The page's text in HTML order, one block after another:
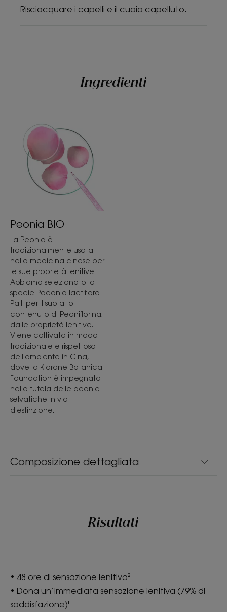
Risciacquare i capelli e il cuoio capelluto.
Ingredienti
Composizione dettagliata
Peonia BIO
La Peonia è
tradizionalmente usata
nella medicina cinese per
le sue proprietà lenitive.
Abbiamo selezionato la
specie Paeonia lactiflora
Pall. per il suo alto
contenuto di Peoniflorina,
dalle proprietà lenitive.
Viene coltivata in modo
tradizionale e rispettoso
dell'ambiente in Cina,
dove la Klorane Botanical
Foundation è impegnata
nella tutela delle peonie
selvatiche in via
d'estinzione.
Risultati
• 48 ore di sensazione lenitiva²
• Dona un’immediata sensazione lenitiva (79% di
soddisfazione)¹